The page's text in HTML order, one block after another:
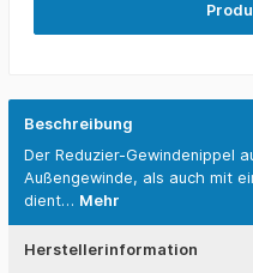
Beschreibung
Der Reduzier-Gewindenippel
Außengewinde, als auch mit
dient… Mehr
Herstellerinformation